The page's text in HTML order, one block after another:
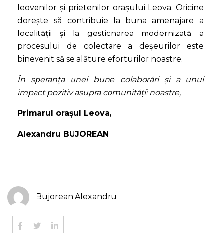
leovenilor și prietenilor orașului Leova. Oricine
dorește să contribuie la buna amenajare a
localității și la gestionarea modernizată a
procesului de colectare a deșeurilor este
binevenit să se alăture eforturilor noastre.
În speranța unei bune colaborări și a unui
impact pozitiv asupra comunității noastre,
Primarul orașul Leova,
Alexandru BUJOREAN
Bujorean Alexandru